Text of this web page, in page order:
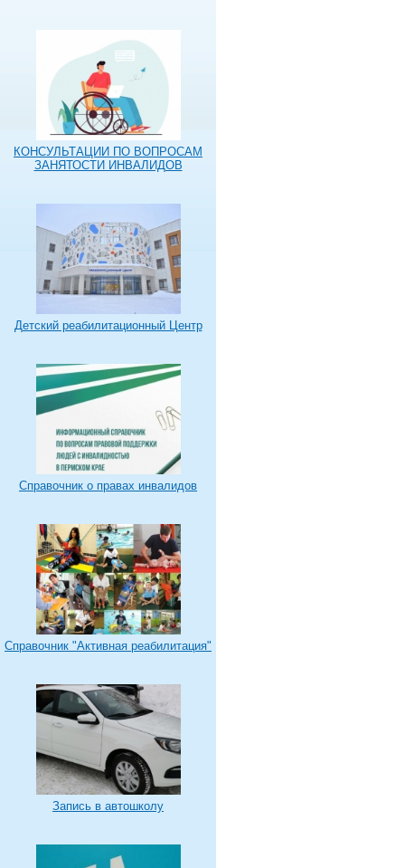
КОНСУЛЬТАЦИИ ПО ВОПРОСАМ
ЗАНЯТОСТИ ИНВАЛИДОВ
Детский реабилитационный Центр
Справочник о правах инвалидов
Справочник "Активная реабилитация"
Запись в автошколу